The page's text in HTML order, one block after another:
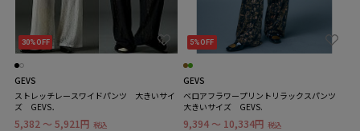
30%OFF
GEVS
ストレッチレースワイドパンツ 大きいサイ
ズ GEVS．
5,382 ～ 5,921円 税込
5%OFF
GEVS
ベロアフラワープリントリラックスパンツ
大きいサイズ GEVS.
9,394 ～ 10,334円 税込